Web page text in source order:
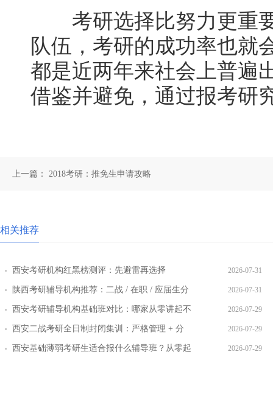
考研选择比努力更重要
队伍，考研的成功率也就
都是近两年来社会上普遍
借鉴并避免，通过报考研
上一篇： 2018考研：推免生申请攻略
相关推荐
西安考研机构红黑榜测评：先避雷再选择 2026-07-31
陕西考研辅导机构推荐：二战 / 在职 / 应届生分
层教学方案
2026-07-31
西安考研辅导机构基础班对比：哪家从零讲起不
跳步骤
2026-07-29
西安二战考研全日制封闭集训：严格管理 + 分
层教学效果实测
2026-07-29
西安基础薄弱考研生适合报什么辅导班？从零起 2026-07-29